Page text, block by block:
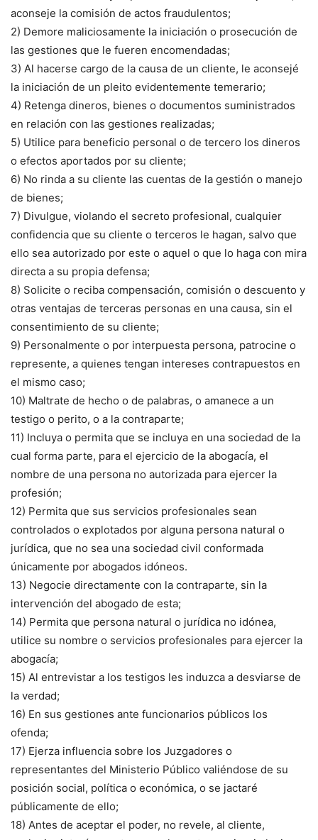
aconseje la comisión de actos fraudulentos;
2) Demore maliciosamente la iniciación o prosecución de
las gestiones que le fueren encomendadas;
3) Al hacerse cargo de la causa de un cliente, le aconsejé
la iniciación de un pleito evidentemente temerario;
4) Retenga dineros, bienes o documentos suministrados
en relación con las gestiones realizadas;
5) Utilice para beneficio personal o de tercero los dineros
o efectos aportados por su cliente;
6) No rinda a su cliente las cuentas de la gestión o manejo
de bienes;
7) Divulgue, violando el secreto profesional, cualquier
confidencia que su cliente o terceros le hagan, salvo que
ello sea autorizado por este o aquel o que lo haga con mira
directa a su propia defensa;
8) Solicite o reciba compensación, comisión o descuento y
otras ventajas de terceras personas en una causa, sin el
consentimiento de su cliente;
9) Personalmente o por interpuesta persona, patrocine o
represente, a quienes tengan intereses contrapuestos en
el mismo caso;
10) Maltrate de hecho o de palabras, o amanece a un
testigo o perito, o a la contraparte;
11) Incluya o permita que se incluya en una sociedad de la
cual forma parte, para el ejercicio de la abogacía, el
nombre de una persona no autorizada para ejercer la
profesión;
12) Permita que sus servicios profesionales sean
controlados o explotados por alguna persona natural o
jurídica, que no sea una sociedad civil conformada
únicamente por abogados idóneos.
13) Negocie directamente con la contraparte, sin la
intervención del abogado de esta;
14) Permita que persona natural o jurídica no idónea,
utilice su nombre o servicios profesionales para ejercer la
abogacía;
15) Al entrevistar a los testigos les induzca a desviarse de
la verdad;
16) En sus gestiones ante funcionarios públicos los
ofenda;
17) Ejerza influencia sobre los Juzgadores o
representantes del Ministerio Público valiéndose de su
posición social, política o económica, o se jactaré
públicamente de ello;
18) Antes de aceptar el poder, no revele, al cliente,